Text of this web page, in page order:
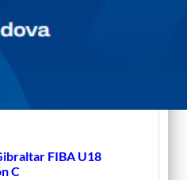
FIBA U18
C